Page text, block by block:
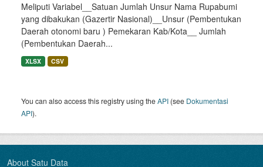
Meliputi Variabel__Satuan Jumlah Unsur Nama Rupabumi
yang dibakukan (Gazertir Nasional)__Unsur (Pembentukan
Daerah otonomi baru ) Pemekaran Kab/Kota__ Jumlah
(Pembentukan Daerah...
XLSX CSV
You can also access this registry using theAPI (see Dokumentasi
API).
About Satu Data